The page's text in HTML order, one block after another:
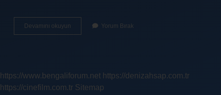
Devamını okuyun
Kelimesi
Yorum Bırak
https://www.bengaliforum.net https://denizahsap.com.tr
https://cinefilm.com.tr Sitemap